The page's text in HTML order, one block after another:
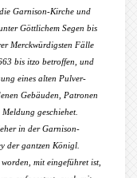
Garnison-Kirche und
Göttlichem Segen bis
Merckwürdigsten Fälle
bis itzo betroffen, und
eines alten Pulver-
Gebäuden, Patronen
geschiehet.
in der Garnison-
der gantzen Königl.
mit eingeführet ist,